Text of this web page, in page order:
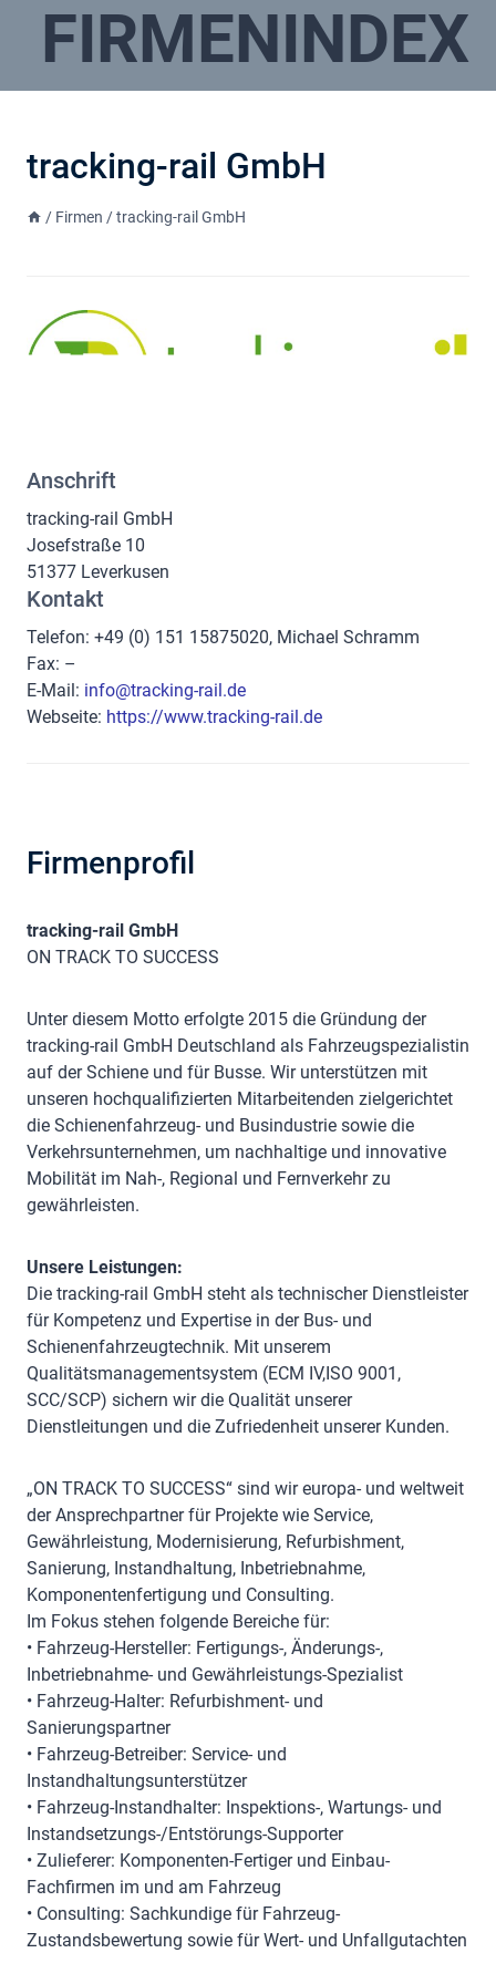
FIRMENINDEX
tracking-rail GmbH
/ Firmen / tracking-rail GmbH
Anschrift
tracking-rail GmbH
Josefstraße 10
51377 Leverkusen
Kontakt
Telefon: +49 (0) 151 15875020, Michael Schramm
Fax: –
E-Mail: info@tracking-rail.de
Webseite: https://www.tracking-rail.de
Firmenprofil
tracking-rail GmbH
ON TRACK TO SUCCESS
Unter diesem Motto erfolgte 2015 die Gründung der
tracking-rail GmbH Deutschland als Fahrzeugspezialistin
auf der Schiene und für Busse. Wir unterstützen mit
unseren hochqualifizierten Mitarbeitenden zielgerichtet
die Schienenfahrzeug- und Busindustrie sowie die
Verkehrsunternehmen, um nachhaltige und innovative
Mobilität im Nah-, Regional und Fernverkehr zu
gewährleisten.
Unsere Leistungen:
Die tracking-rail GmbH steht als technischer Dienstleister
für Kompetenz und Expertise in der Bus- und
Schienenfahrzeugtechnik. Mit unserem
Qualitätsmanagementsystem (ECM IV,ISO 9001,
SCC/SCP) sichern wir die Qualität unserer
Dienstleitungen und die Zufriedenheit unserer Kunden.
„ON TRACK TO SUCCESS“ sind wir europa- und weltweit
der Ansprechpartner für Projekte wie Service,
Gewährleistung, Modernisierung, Refurbishment,
Sanierung, Instandhaltung, Inbetriebnahme,
Komponentenfertigung und Consulting.
Im Fokus stehen folgende Bereiche für:
• Fahrzeug-Hersteller: Fertigungs-, Änderungs-,
Inbetriebnahme- und Gewährleistungs-Spezialist
• Fahrzeug-Halter: Refurbishment- und
Sanierungspartner
• Fahrzeug-Betreiber: Service- und
Instandhaltungsunterstützer
• Fahrzeug-Instandhalter: Inspektions-, Wartungs- und
Instandsetzungs-/Entstörungs-Supporter
• Zulieferer: Komponenten-Fertiger und Einbau-
Fachfirmen im und am Fahrzeug
• Consulting: Sachkundige für Fahrzeug-
Zustandsbewertung sowie für Wert- und Unfallgutachten